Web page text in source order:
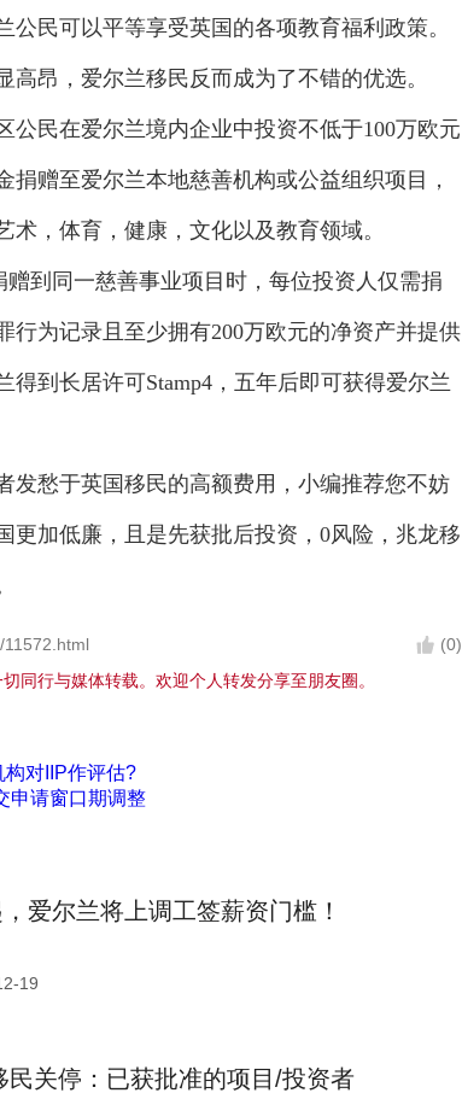
民可以平等享受英国的各项教育福利政策。
昂，爱尔兰移民反而成为了不错的优选。
民在爱尔兰境内企业中投资不低于100万欧元
赠至爱尔兰本地慈善机构或公益组织项目，
，体育，健康，文化以及教育领域。
同一慈善事业项目时，每位投资人仅需捐
行为记录且至少拥有200万欧元的净资产并提供
到长居许可Stamp4，五年后即可获得爱尔兰
愁于英国移民的高额费用，小编推荐您不妨
更加低廉，且是先获批后投资，0风险，兆龙移
11572.html
(0)
同行与媒体转载。欢迎个人转发分享至朋友圈。
对IIP作评估?
申请窗口期调整
爱尔兰将上调工签薪资门槛！
19
民关停：已获批准的项目/投资者